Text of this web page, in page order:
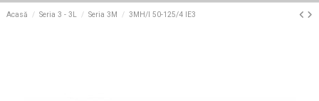
Acasă Seria 3 - 3L Seria 3M 3MH/I 50-125/4 IE3